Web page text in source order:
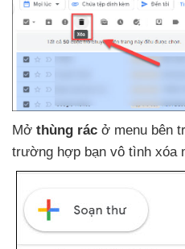
Mở thùng rác ở menu bên
trường hợp bạn vô tình xóa